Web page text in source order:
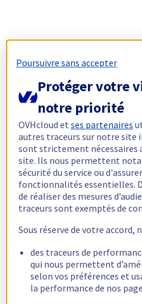
Poursuivre sans accepter
Protéger votre
notre priorité
OVHcloud etses partenaires
autres traceurs sur notre site
sont strictement nécessaires
site. Ils nous permettent
sécurité du service ou
fonctionnalités essentielles.
de réaliser des mesures
traceurs sont exemptés de
Sous réserve de votre
des traceurs de
qui nous permettent
selon vos préférences et
la performance de nos